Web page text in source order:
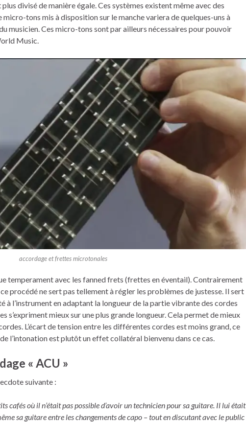
plus divisé de manière égale. Ces systèmes existent même avec des
tons mis à disposition sur le manche variera de quelques-uns à
musicien. Ces micro-tons sont par ailleurs nécessaires pour pouvoir
Music.
accordage et frettes microtonales
temperament avec les fanned frets (frettes en éventail). Contrairement
procédé ne sert pas tellement à régler les problèmes de justesse. Il sert
à l’instrument en adaptant la longueur de la partie vibrante des cordes
s’expriment mieux sur une plus grande longueur. Cela permet de mieux
L’écart de tension entre les différentes cordes est moins grand, ce
l’intonation est plutôt un effet collatéral bienvenu dans ce cas.
« ACU »
suivante :
cafés où il n’était pas possible d’avoir un technicien pour sa guitare. Il lui était
sa guitare entre les changements de capo – tout en discutant avec le public